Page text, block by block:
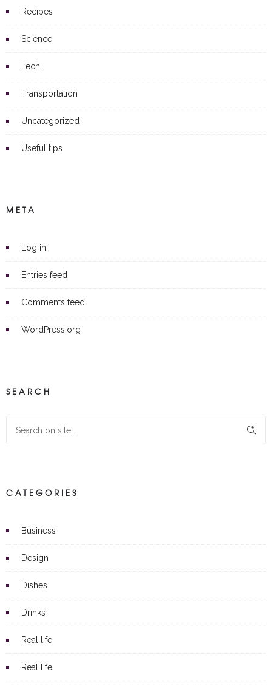
Recipes
Science
Tech
Transportation
Uncategorized
Useful tips
META
Log in
Entries feed
Comments feed
WordPress.org
SEARCH
CATEGORIES
Business
Design
Dishes
Drinks
Real life
Real life